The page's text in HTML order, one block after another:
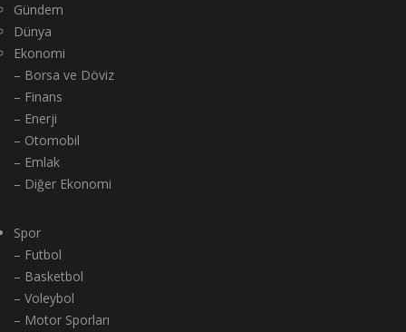
Gündem
Dünya
Ekonomi
– Borsa ve Döviz
– Finans
– Enerji
– Otomobil
– Emlak
– Diğer Ekonomi
Spor
– Futbol
– Basketbol
– Voleybol
– Motor Sporları